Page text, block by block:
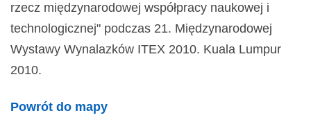
rzecz międzynarodowej współpracy naukowej i
technologicznej" podczas 21. Międzynarodowej
Wystawy Wynalazków ITEX 2010. Kuala Lumpur
2010.
Powrót do mapy